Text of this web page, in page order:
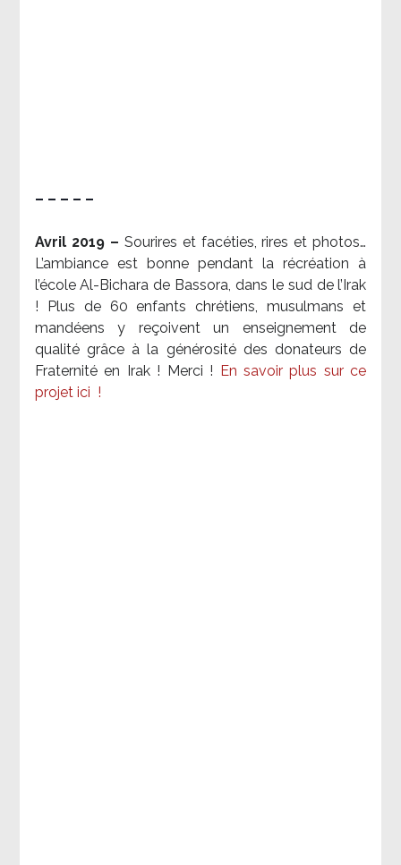
– – – – –
Avril 2019 – Sourires et facéties, rires et photos…
L’ambiance est bonne pendant la récréation à
l’école Al-Bichara de Bassora, dans le sud de l’Irak
! Plus de 60 enfants chrétiens, musulmans et
mandéens y reçoivent un enseignement de
qualité grâce à la générosité des donateurs de
Fraternité en Irak ! Merci !
En savoir plus sur ce
projet ici !